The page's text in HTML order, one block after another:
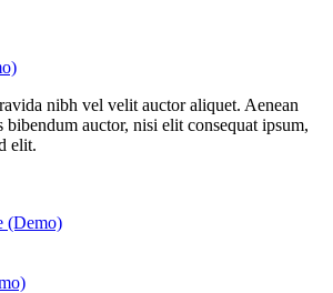
nibh vel velit auctor aliquet. Aenean
auctor, nisi elit consequat ipsum,
elit.
(Demo)